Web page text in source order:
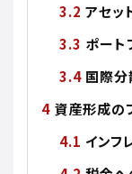
アセッ
ポート
国際分
資産形成の
インフ